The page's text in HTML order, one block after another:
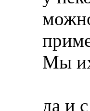
Мы
да и